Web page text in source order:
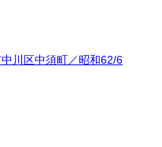
川区中須町／昭和62/6